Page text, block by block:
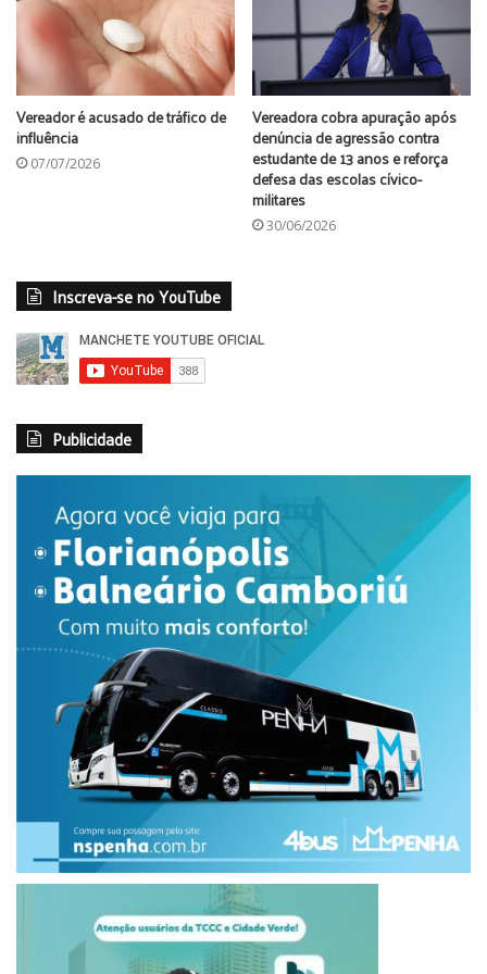
contar a real necessidade de compra de 500 broches para
23 vereadores.
Vereador é acusado de tráfico de
influência
07/07/2026
Vereadora cobra apuração após
denúncia de agressão contra
estudante de 13 anos e reforça
defesa das escolas cívico-
militares
30/06/2026
Inscreva-se no YouTube
Publicidade